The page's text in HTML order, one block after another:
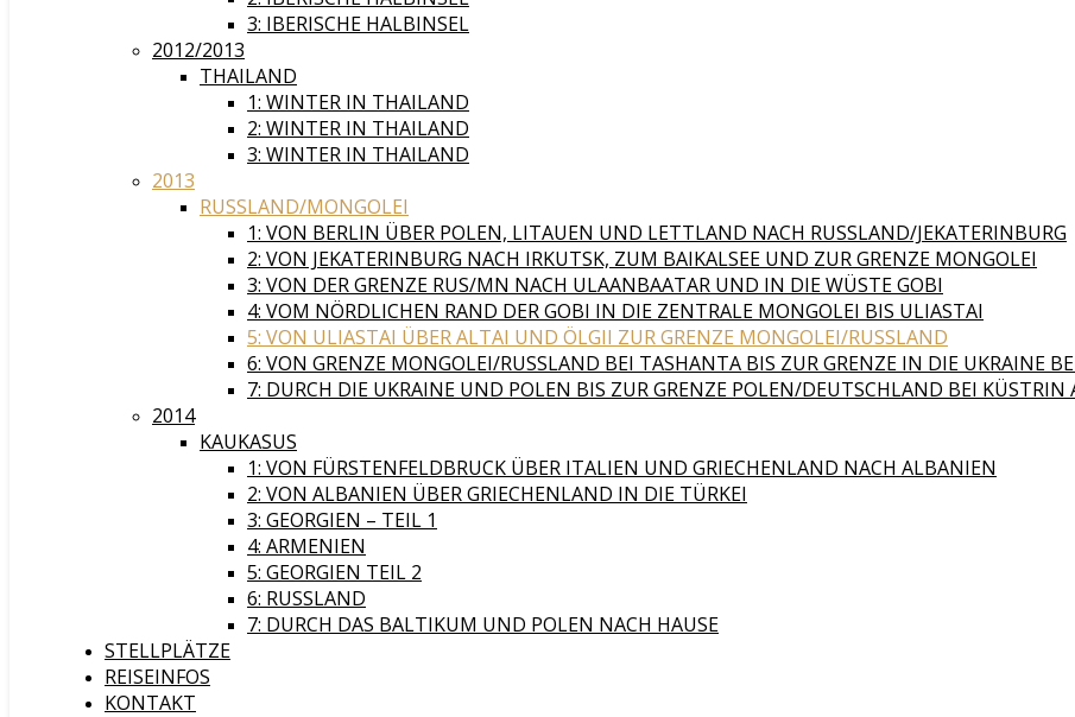
3: IBERISCHE HALBINSEL
2012/2013
THAILAND
1: WINTER IN THAILAND
2: WINTER IN THAILAND
3: WINTER IN THAILAND
2013
RUSSLAND/MONGOLEI
1: VON BERLIN ÜBER POLEN, LITAUEN UND LETTLAND NACH RUSSLAND/JEKATERINBURG
2: VON JEKATERINBURG NACH IRKUTSK, ZUM BAIKALSEE UND ZUR GRENZE MONGOLEI
3: VON DER GRENZE RUS/MN NACH ULAANBAATAR UND IN DIE WÜSTE GOBI
4: VOM NÖRDLICHEN RAND DER GOBI IN DIE ZENTRALE MONGOLEI BIS ULIASTAI
5: VON ULIASTAI ÜBER ALTAI UND ÖLGII ZUR GRENZE MONGOLEI/RUSSLAND
6: VON GRENZE MONGOLEI/RUSSLAND BEI TASHANTA BIS ZUR GRENZE IN DIE UKRAINE
7: DURCH DIE UKRAINE UND POLEN BIS ZUR GRENZE POLEN/DEUTSCHLAND BEI KÜSTRIN
2014
KAUKASUS
1: VON FÜRSTENFELDBRUCK ÜBER ITALIEN UND GRIECHENLAND NACH ALBANIEN
2: VON ALBANIEN ÜBER GRIECHENLAND IN DIE TÜRKEI
3: GEORGIEN – TEIL 1
4: ARMENIEN
5: GEORGIEN TEIL 2
6: RUSSLAND
7: DURCH DAS BALTIKUM UND POLEN NACH HAUSE
STELLPLÄTZE
REISEINFOS
KONTAKT